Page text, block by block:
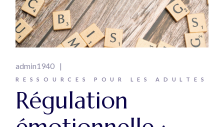
admin1940
RESSOURCES POUR LES ADULTES
Régulation